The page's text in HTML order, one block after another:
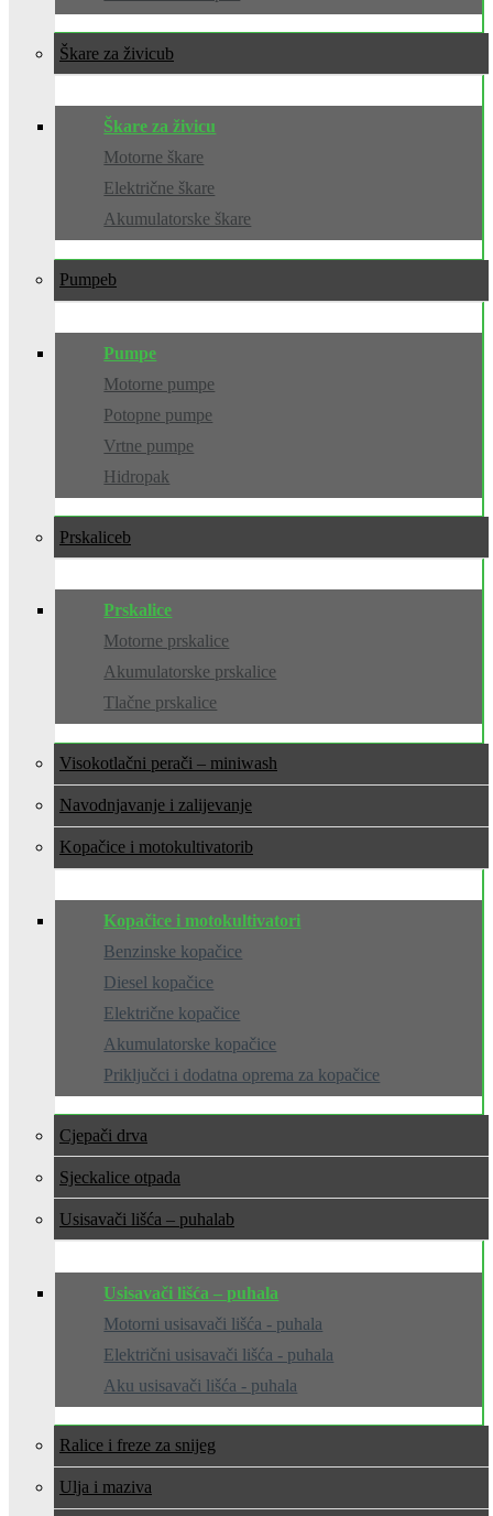
Škare za živicu
Škare za živicu
Motorne škare
Električne škare
Akumulatorske škare
Pumpe
Pumpe
Motorne pumpe
Potopne pumpe
Vrtne pumpe
Hidropak
Prskalice
Prskalice
Motorne prskalice
Akumulatorske prskalice
Tlačne prskalice
Visokotlačni perači – miniwash
Navodnjavanje i zalijevanje
Kopačice i motokultivatori
Kopačice i motokultivatori
Benzinske kopačice
Diesel kopačice
Električne kopačice
Akumulatorske kopačice
Priključci i dodatna oprema za kopačice
Cjepači drva
Sjeckalice otpada
Usisavači lišća – puhala
Usisavači lišća – puhala
Motorni usisavači lišća - puhala
Električni usisavači lišća - puhala
Aku usisavači lišća - puhala
Ralice i freze za snijeg
Ulja i maziva